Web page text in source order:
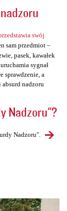
swój
sam przedmiot –
pasek, kawałek
sygnał
sprawdzenie, a
nadzoru
Nadzoru"?
Nadzoru".